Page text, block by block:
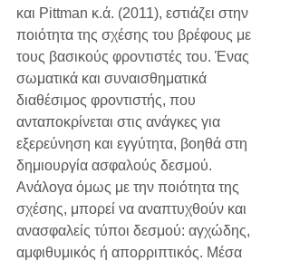
και Pittman κ.ά. (2011), εστιάζει στην
ποιότητα της σχέσης του βρέφους με
τους βασικούς φροντιστές του. Ένας
σωματικά και συναισθηματικά
διαθέσιμος φροντιστής, που
ανταποκρίνεται στις ανάγκες για
εξερεύνηση και εγγύτητα, βοηθά στη
δημιουργία ασφαλούς δεσμού.
Ανάλογα όμως με την ποιότητα της
σχέσης, μπορεί να αναπτυχθούν και
ανασφαλείς τύποι δεσμού: αγχώδης,
αμφιθυμικός ή απορριπτικός. Μέσα